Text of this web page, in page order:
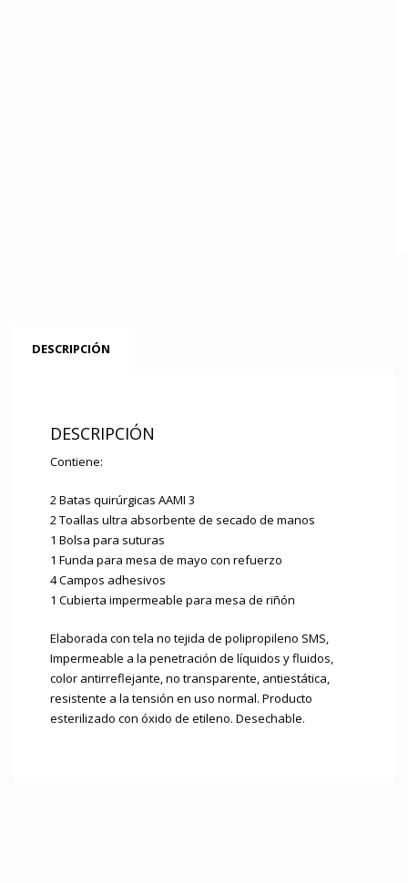
DESCRIPCIÓN
DESCRIPCIÓN
Contiene:
2 Batas quirúrgicas AAMI 3
2 Toallas ultra absorbente de secado de manos
1 Bolsa para suturas
1 Funda para mesa de mayo con refuerzo
4 Campos adhesivos
1 Cubierta impermeable para mesa de riñón
Elaborada con tela no tejida de polipropileno SMS,
Impermeable a la penetración de líquidos y fluidos,
color antirreflejante, no transparente, antiestática,
resistente a la tensión en uso normal. Producto
esterilizado con óxido de etileno. Desechable.